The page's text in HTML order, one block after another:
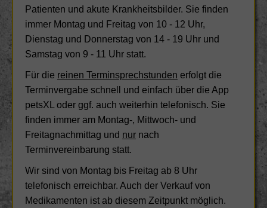
Patienten und akute Krankheitsbilder. Sie finden
immer Montag und Freitag von 10 - 12 Uhr,
Dienstag und Donnerstag von 14 - 19 Uhr und
Samstag von 9 - 11 Uhr statt.
Für die reinen Terminsprechstunden erfolgt die
Terminvergabe schnell und einfach über die App
petsXL oder ggf. auch weiterhin telefonisch. Sie
finden immer am Montag-, Mittwoch- und
Freitagnachmittag und nur nach
Terminvereinbarung statt.
Wir sind von Montag bis Freitag ab 8 Uhr
telefonisch erreichbar. Auch der Verkauf von
Medikamenten ist ab diesem Zeitpunkt möglich.